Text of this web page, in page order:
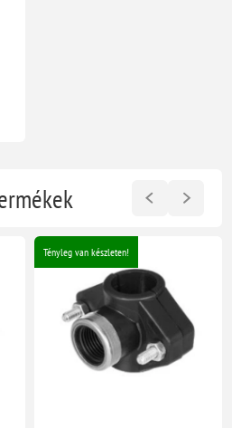
Tényleg van készleten!